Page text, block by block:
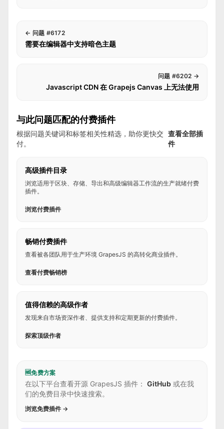
← 问题 #6172
需要在编辑器中支持暗色主题
问题 #6202 →
Javascript CDN 在 Grapejs Canvas 上无法使用
与此问题匹配的付费插件
根据问题关键词和标签相关性精选，助你更快交
付。
查看全部插
件
高级插件目录
浏览适用于区块、存储、导出和高级编辑器工作流的生产就绪付费
插件。
浏览付费插件
畅销付费插件
查看被各团队用于生产环境 GrapesJS 的高转化商业插件。
查看付费畅销榜
值得信赖的高级作者
发现来自市场资深作者、提供支持和定期更新的付费插件。
探索顶级作者
🆓免费方案
在以下平台查看开源 GrapesJS 插件： GitHub 或在我
们的免费目录中快速搜索。
浏览免费插件 →